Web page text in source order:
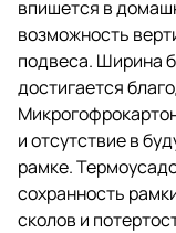
будущем деформации
содержимого в рамке.
Термоусадочная пленка
гарантирует
при транспортировке,
отсутствие сколов и
потертостей.
впишется в
возможность
подвеса. Ширина
достигается
и отсутствие в
рамке.
сохранность
сколов и